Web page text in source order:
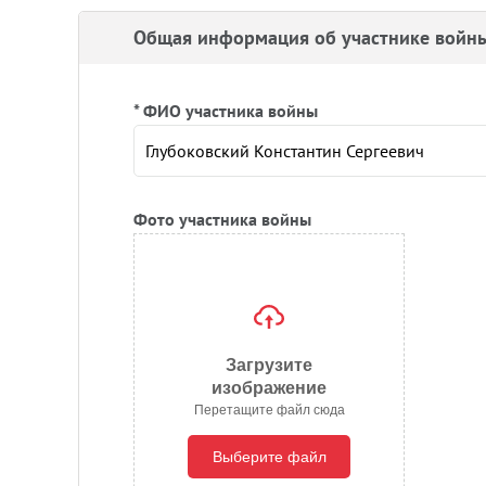
Общая информация об участнике
* ФИО участника войны
Фото участника войны
Загрузите
изображение
Перетащите файл сюда